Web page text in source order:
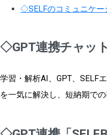
◇SELFのコミュニケー
◇GPT連携チャッ
学習・解析AI、GPT、SELF
を一気に解決し、短納期で